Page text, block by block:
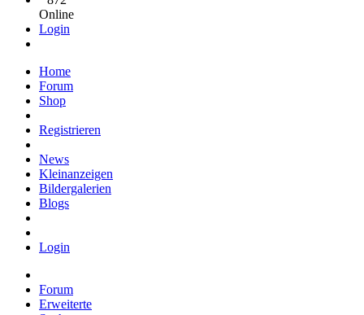
Online
Login
Home
Forum
Shop
Registrieren
News
Kleinanzeigen
Bildergalerien
Blogs
Login
Forum
Erweiterte